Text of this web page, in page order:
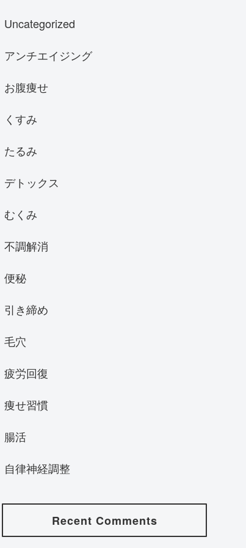
Uncategorized
アンチエイジング
お腹痩せ
くすみ
たるみ
デトックス
むくみ
不調解消
便秘
引き締め
毛穴
疲労回復
痩せ習慣
腸活
自律神経調整
Recent Comments